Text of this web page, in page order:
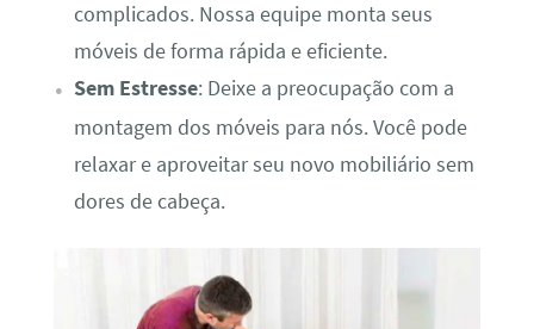
complicados. Nossa equipe monta seus
móveis de forma rápida e eficiente.
Sem Estresse: Deixe a preocupação com a
montagem dos móveis para nós. Você pode
relaxar e aproveitar seu novo mobiliário sem
dores de cabeça.